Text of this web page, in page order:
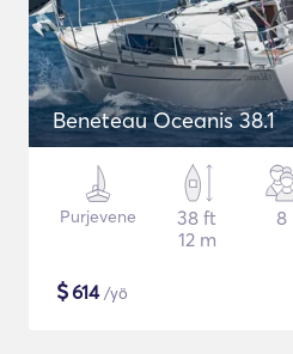
Beneteau Oceanis 38.1
Purjevene
38 ft
12 m
8
$614/yö